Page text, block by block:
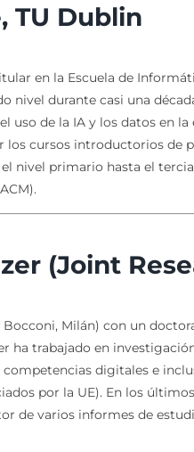
TU Dublin
en la Escuela de
nivel durante casi una
uso de la IA y los datos en
los cursos introductorios de
nivel primario hasta el
(Joint
Milán) con un
ha trabajado en
digitales e
por la UE). En los
de varios informes de